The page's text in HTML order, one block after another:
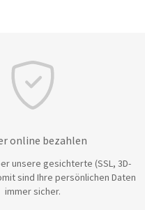
online bezahlen
unsere gesichterte (SSL, 3D-
sind Ihre persönlichen Daten
immer sicher.